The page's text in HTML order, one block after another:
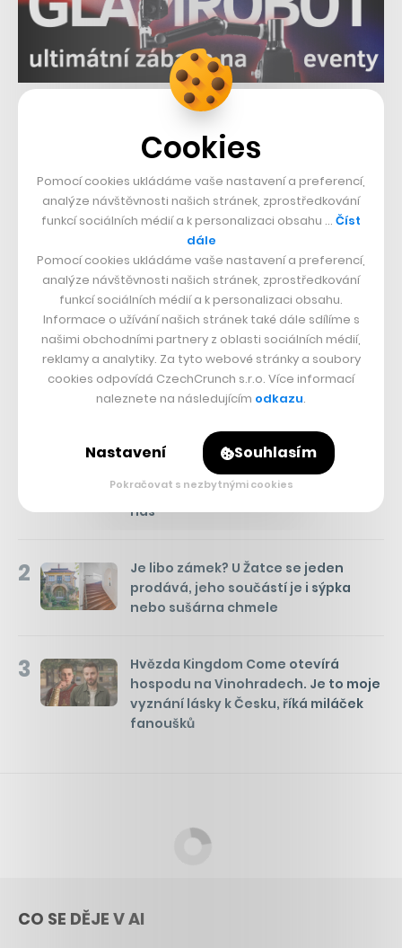
Sdílet článek
Přejít do diskuze
NEJČTENĚJŠÍ ČLÁNKY Týden
Kam se hrabou české komedie.
Pusťte si na Netflixu historickou
satiru z Polska, její humor platí i na
nás
2
Je libo zámek? U Žatce se jeden
prodává, jeho součástí je i sýpka
nebo sušárna chmele
3
Hvězda Kingdom Come otevírá
hospodu na Vinohradech. Je to moje
vyznání lásky k Česku, říká miláček
fanoušků
CO SE DĚJE V AI
Cookies
Pomocí cookies ukládáme vaše nastavení a preferencí,
analýze návštěvnosti našich stránek, zprostředkování
funkcí sociálních médií a k personalizaci obsahu … Číst
dále
Pomocí cookies ukládáme vaše nastavení a preferencí,
analýze návštěvnosti našich stránek, zprostředkování
funkcí sociálních médií a k personalizaci obsahu.
Informace o užívání našich stránek také dále sdílíme s
našimi obchodními partnery z oblasti sociálních médií,
reklamy a analytiky. Za tyto webové stránky a soubory
cookies odpovídá CzechCrunch s.r.o. Více informací
naleznete na následujícím odkazu.
Nastavení Souhlasím
Pokračovat s nezbytnými cookies